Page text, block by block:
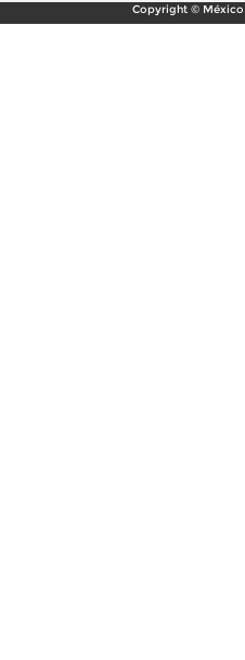
Copyright ©